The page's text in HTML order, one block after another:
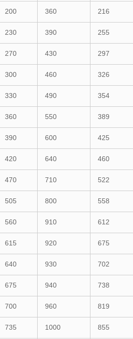
200 360 216
230 390 255
270 430 297
300 460 326
330 490 354
360 550 389
390 600 425
420 640 460
470 710 522
505 800 558
560 910 612
615 920 675
640 930 702
675 940 738
700 960 819
735 1000 855